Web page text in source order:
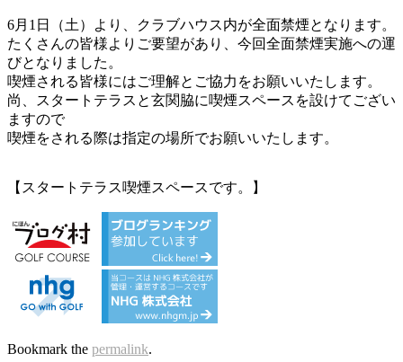
6月1日（土）より、クラブハウス内が全面禁煙となります。
たくさんの皆様よりご要望があり、今回全面禁煙実施への運
びとなりました。
喫煙される皆様にはご理解とご協力をお願いいたします。
尚、スタートテラスと玄関脇に喫煙スペースを設けてござい
ますので
喫煙をされる際は指定の場所でお願いいたします。
【スタートテラス喫煙スペースです。】
Bookmark the permalink.